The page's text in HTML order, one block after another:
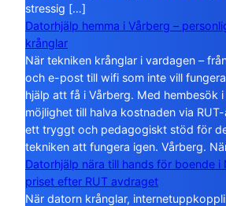
stressig […]
Datorhjälp hemma i Vårberg –
krånglar
När tekniken krånglar i vardagen –
och e-post till wifi som inte vill
hjälp att få i Vårberg. Med hembesök
möjlighet till halva kostnaden via
ett tryggt och pedagogiskt stöd för
tekniken att fungera igen. Vårberg.
Datorhjälp nära till hands för boende
priset efter RUT avdraget
När datorn krånglar,